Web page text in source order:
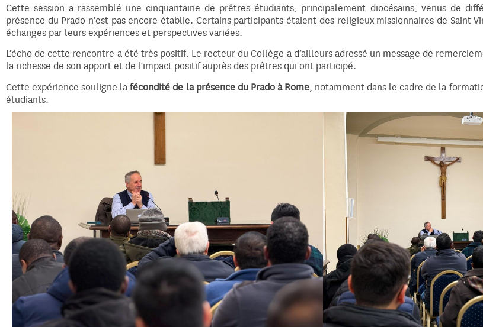
Cette session a rassemblé une cinquantaine de prêtres étudiants, principalement diocésains, venus de
présence du Prado n’est pas encore établie. Certains participants étaient des religieux missionnaires de Saint
échanges par leurs expériences et perspectives variées.
L’écho de cette rencontre a été très positif. Le recteur du Collège a d’ailleurs adressé un message de
la richesse de son apport et de l’impact positif auprès des prêtres qui ont participé.
Cette expérience souligne lafécondité de la présence du Prado à Rome, notamment dans le cadre de la
étudiants.